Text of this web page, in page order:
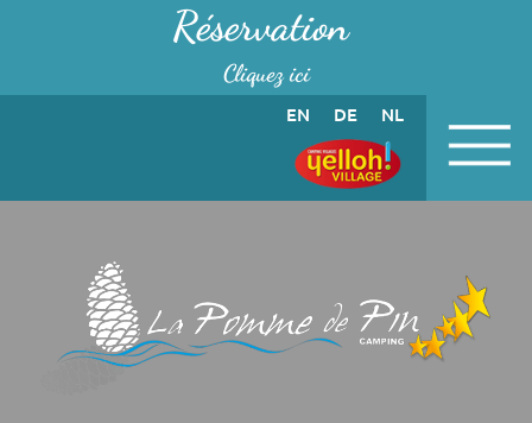
Panneau de gestion des cookiesRéservation
Cliquez ici
EN DE NL